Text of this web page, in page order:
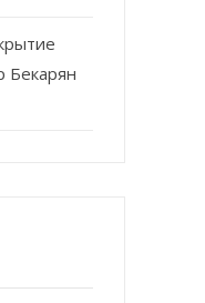
Бекарян